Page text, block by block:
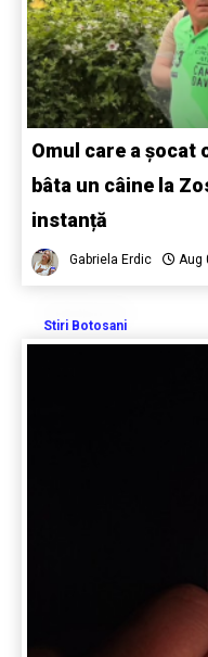
Omul care a șocat
bâta un câine la
instanță
Gabriela Erdic Aug
Stiri Botosani